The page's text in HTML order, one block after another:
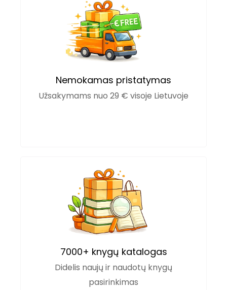
Nemokamas pristatymas
Užsakymams nuo 29 € visoje Lietuvoje
7000+ knygų katalogas
Didelis naujų ir naudotų knygų
pasirinkimas